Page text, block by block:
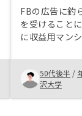
FBの広告に釣
を受けること
に収益用マン
説明や手続き
進めてもらえ
50代後半 /
沢大学